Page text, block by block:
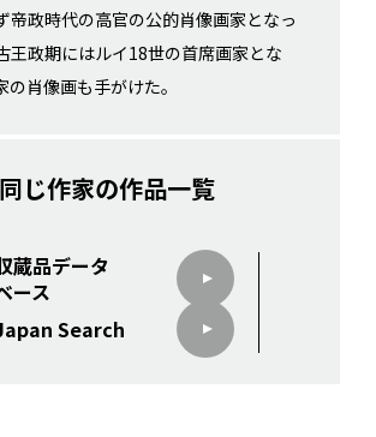
帝政時代の高官の公的肖像画家となっ
王政期にはルイ18世の首席画家とな
の肖像画も手がけた。
同じ作家の作品一覧
蔵品データ
ース
Search